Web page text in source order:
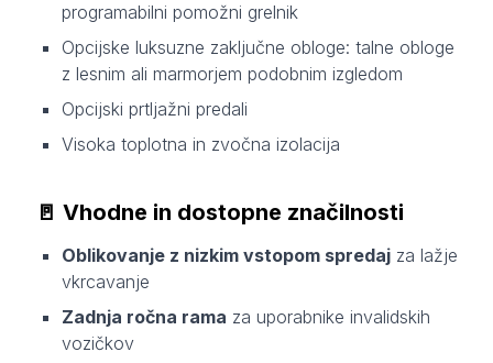
programabilni pomožni grelnik
Opcijske luksuzne zaključne obloge: talne obloge
z lesnim ali marmorjem podobnim izgledom
Opcijski prtljažni predali
Visoka toplotna in zvočna izolacija
🚪 Vhodne in dostopne značilnosti
Oblikovanje z nizkim vstopom spredaj za lažje
vkrcavanje
Zadnja ročna rama za uporabnike invalidskih
vozičkov